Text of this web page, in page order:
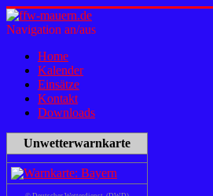
Navigation an/aus
Home
Kalender
Einsätze
Kontakt
Downloads
Unwetterwarnkarte